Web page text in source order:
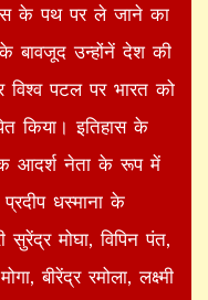
के पथ पर ले जाने का
बावजूद उन्होंनें देश की
विश्व पटल पर भारत को
किया। इतिहास के
आदर्श नेता के रूप में
धस्माना के
मोघा, विपिन पंत,
बीरेंद्र रमोला, लक्ष्मी